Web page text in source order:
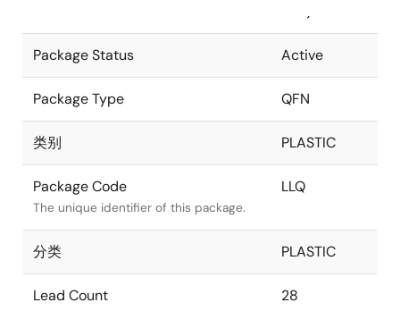
Package Status Active
Package Type QFN
类别 PLASTIC
Package Code
The unique identifier of this package.
LLQ
分类 PLASTIC
Lead Count 28